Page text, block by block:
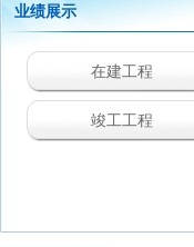
业绩展示
在建工程
竣工工程